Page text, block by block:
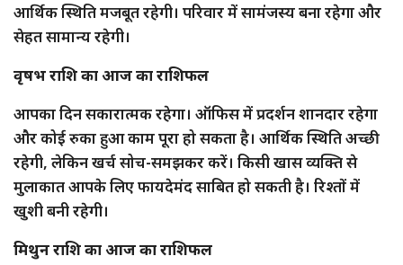
आर्थिक स्थिति मजबूत रहेगी। परिवार में सामंजस्य बना रहेगा और
सेहत सामान्य रहेगी।
वृषभ राशि का आज का राशिफल
आपका दिन सकारात्मक रहेगा। ऑफिस में प्रदर्शन शानदार रहेगा
और कोई रुका हुआ काम पूरा हो सकता है। आर्थिक स्थिति अच्छी
रहेगी, लेकिन खर्च सोच-समझकर करें। किसी खास व्यक्ति से
मुलाकात आपके लिए फायदेमंद साबित हो सकती है। रिश्तों में
खुशी बनी रहेगी।
मिथुन राशि का आज का राशिफल